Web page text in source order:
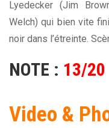
Lyedecker (Jim
Welch) qui bien vite
noir dans l’étreinte.
NOTE : 13/20
Video &